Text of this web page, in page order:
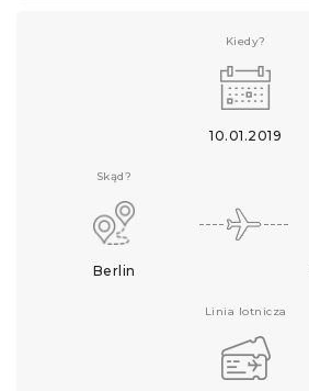
Kiedy?
10.01.2019
Skąd?
Berlin
Linia lotnicza